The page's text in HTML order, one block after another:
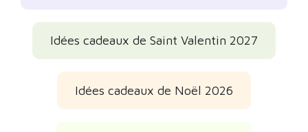
Idées cadeaux de Saint Valentin 2027
Idées cadeaux de Noël 2026